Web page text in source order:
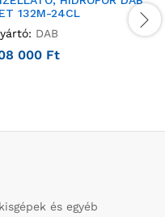
132M-24CL
DAB
000 Ft
és egyéb